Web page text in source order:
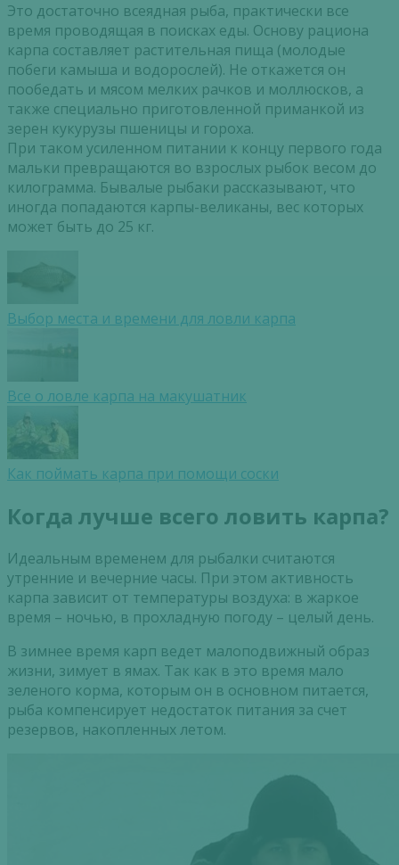
Это достаточно всеядная рыба, практически все
время проводящая в поисках еды. Основу рациона
карпа составляет растительная пища (молодые
побеги камыша и водорослей). Не откажется он
пообедать и мясом мелких рачков и моллюсков, а
также специально приготовленной приманкой из
зерен кукурузы пшеницы и гороха.
При таком усиленном питании к концу первого года
мальки превращаются во взрослых рыбок весом до
килограмма. Бывалые рыбаки рассказывают, что
иногда попадаются карпы-великаны, вес которых
может быть до 25 кг.
Выбор места и времени для ловли карпа
Все о ловле карпа на макушатник
Как поймать карпа при помощи соски
Когда лучше всего ловить карпа?
Идеальным временем для рыбалки считаются
утренние и вечерние часы. При этом активность
карпа зависит от температуры воздуха: в жаркое
время – ночью, в прохладную погоду – целый день.
В зимнее время карп ведет малоподвижный образ
жизни, зимует в ямах. Так как в это время мало
зеленого корма, которым он в основном питается,
рыба компенсирует недостаток питания за счет
резервов, накопленных летом.